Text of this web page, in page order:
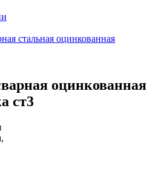
стальная оцинкованная
оцинкованная
ст3